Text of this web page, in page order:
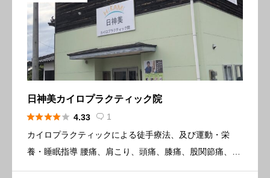
日神美カイロプラクティック院
 4.33  1
カイロプラクティックによる徒手療法、及び運動・栄
養・睡眠指導 腰痛、肩こり、頭痛、膝痛、股関節痛、猫